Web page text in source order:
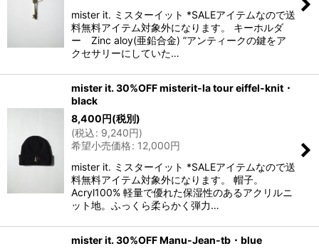
mister it. ミスターイット *SALEアイテムなので送
料無料アイテム対象外になります。 キーホルダ
ー Zinc aloy(亜鉛合金) ”アンティークの鍵をア
クセサリーにしていた…
mister it. 30%OFF misterit-la tour eiffel-knit・
black
8,400円(税別)
(税込: 9,240円)
希望小売価格: 12,000円
mister it. ミスターイット *SALEアイテムなので送
料無料アイテム対象外になります。 帽子。
Acryl100% 軽量で優れた保湿性のあるアクリルニ
ット地。ふっくら柔らかく弾力…
mister it. 30%OFF Manu-Jean-tb・blue